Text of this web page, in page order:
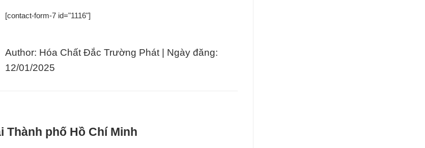
[contact-form-7 id="1116"]
Author: Hóa Chất Đắc Trường Phát | Ngày đăng:
12/01/2025
phố Hồ Chí Minh